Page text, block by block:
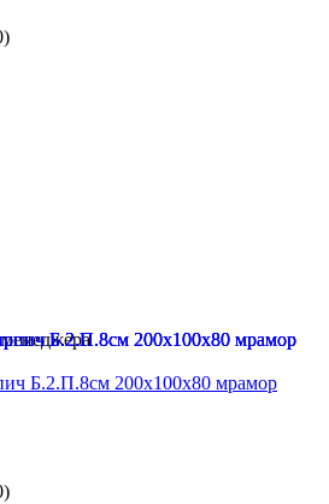
Б.2.П.8см 200х100х80 мрамор